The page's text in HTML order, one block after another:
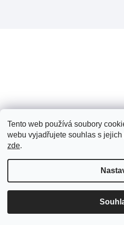
Tento web používá soubory
webu vyjadřujete souhlas s
zde.